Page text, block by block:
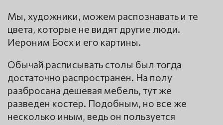
Мы, художники, можем распознавать и те
цвета, которые не видят другие люди.
Иероним Босх и его картины.
Обычай расписывать столы был тогда
достаточно распространен. На полу
разбросана дешевая мебель, тут же
разведен костер. Подобным, но все же
несколько иным, ведь он пользуется